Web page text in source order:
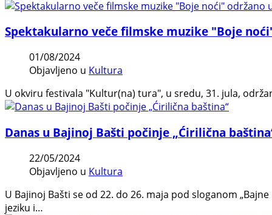
Spektakularno veče filmske muzike "Boje
01/08/2024
Objavljeno u Kultura
U okviru festivala "Kultur(na) tura", u sredu, 31. jula,
Danas u Bajinoj Bašti počinje „Ćirilična
22/05/2024
Objavljeno u Kultura
U Bajinoj Bašti se od 22. do 26. maja pod sloganom
jeziku i…